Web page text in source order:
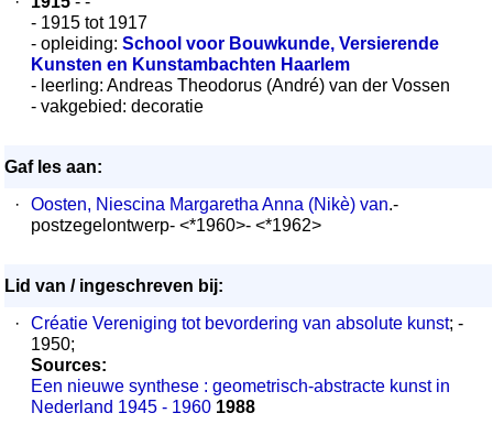
- 1915 tot 1917
- opleiding: School voor Bouwkunde, Versierende
Kunsten en Kunstambachten Haarlem
- leerling: Andreas Theodorus (André) van der Vossen
- vakgebied: decoratie
Gaf les aan:
·
Oosten, Niescina Margaretha Anna (Nikè) van.-
postzegelontwerp- <*1960>- <*1962>
Lid van / ingeschreven bij:
·
Créatie Vereniging tot bevordering van absolute kunst; -
1950;
Sources:
Een nieuwe synthese : geometrisch-abstracte kunst in
Nederland 1945 - 1960 1988